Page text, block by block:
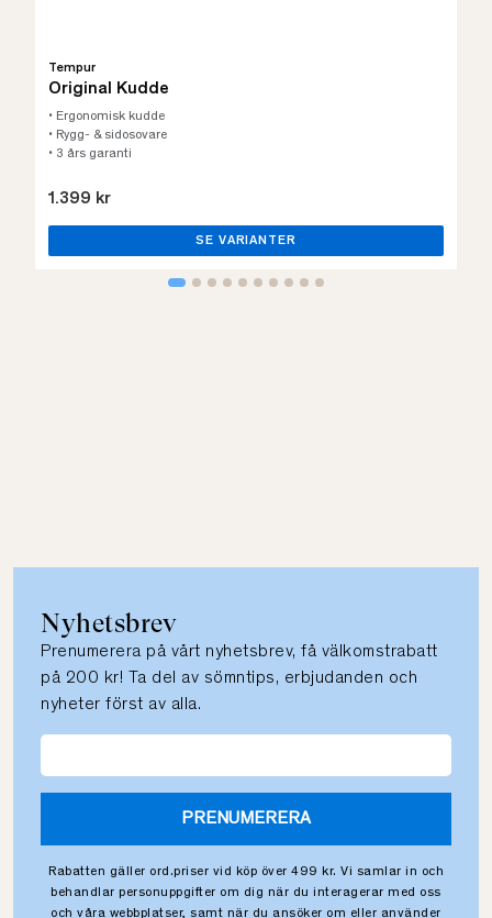
Tempur
Original Kudde
• Ergonomisk kudde
• Rygg- & sidosovare
• 3 års garanti
1.399 kr
SE VARIANTER
Nyhetsbrev
Prenumerera på vårt nyhetsbrev, få välkomstrabatt
på 200 kr! Ta del av sömntips, erbjudanden och
nyheter först av alla.
PRENUMERERA
Rabatten gäller ord.priser vid köp över 499 kr. Vi samlar in och
behandlar personuppgifter om dig när du interagerar med oss
och våra webbplatser, samt när du ansöker om eller använder